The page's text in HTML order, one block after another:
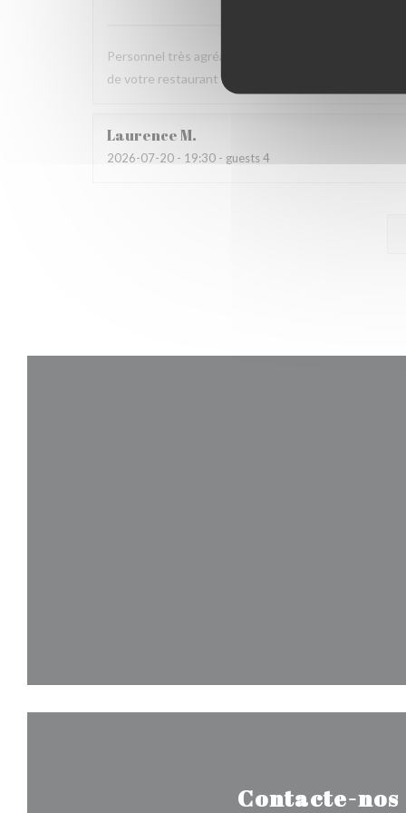
Personnel très agréable et à l'écoute du client. La
de votre restaurant et nous y reviendrons dans pas
LaurenceM
2026-07-20 - 19:30 - guests 4
Contacte-nos